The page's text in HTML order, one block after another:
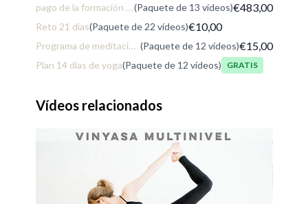
pago de la formación early bird(Paquete de 13 vídeos)€483,00
Reto 21 días(Paquete de 22 vídeos)€10,00
Programa de meditación: Cerrando el año en paz (Paquete de 12 vídeos)€15,00
Plan 14 días de yoga(Paquete de 12 vídeos) Gratis
Vídeos relacionados